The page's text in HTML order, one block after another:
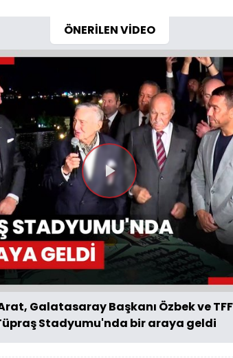
ÖNERİLEN VİDEO
Videoyu
Oynat
Galatasaray Başkanı Özbek ve
Stadyumu'nda bir araya geldi